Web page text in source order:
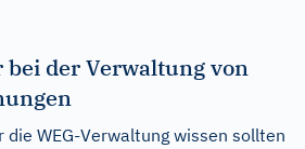
bei der Verwaltung von
die WEG-Verwaltung wissen sollten